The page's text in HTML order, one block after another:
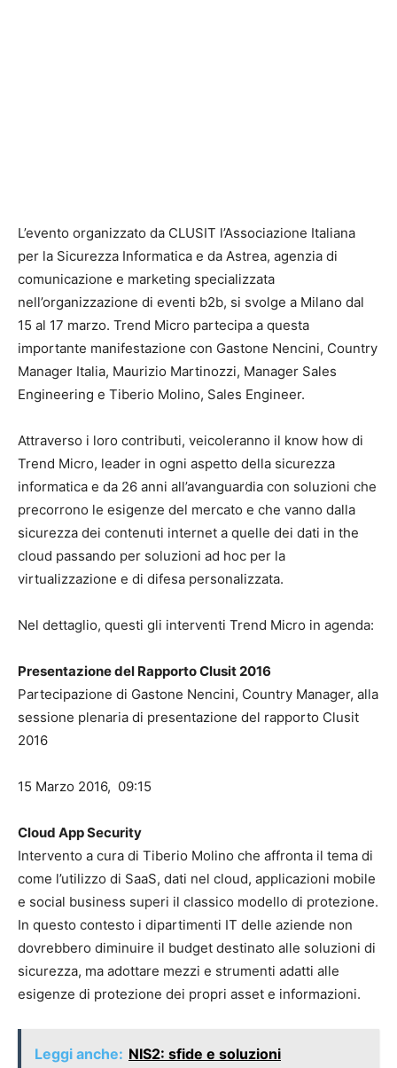
L’evento organizzato da CLUSIT l’Associazione Italiana
per la Sicurezza Informatica e da Astrea, agenzia di
comunicazione e marketing specializzata
nell’organizzazione di eventi b2b, si svolge a Milano dal
15 al 17 marzo. Trend Micro partecipa a questa
importante manifestazione con Gastone Nencini, Country
Manager Italia, Maurizio Martinozzi, Manager Sales
Engineering e Tiberio Molino, Sales Engineer.
Attraverso i loro contributi, veicoleranno il know how di
Trend Micro, leader in ogni aspetto della sicurezza
informatica e da 26 anni all’avanguardia con soluzioni che
precorrono le esigenze del mercato e che vanno dalla
sicurezza dei contenuti internet a quelle dei dati in the
cloud passando per soluzioni ad hoc per la
virtualizzazione e di difesa personalizzata.
Nel dettaglio, questi gli interventi Trend Micro in agenda:
Presentazione del Rapporto Clusit 2016
Partecipazione di Gastone Nencini, Country Manager, alla
sessione plenaria di presentazione del rapporto Clusit
2016
15 Marzo 2016, 09:15
Cloud App Security
Intervento a cura di Tiberio Molino che affronta il tema di
come l’utilizzo di SaaS, dati nel cloud, applicazioni mobile
e social business superi il classico modello di protezione.
In questo contesto i dipartimenti IT delle aziende non
dovrebbero diminuire il budget destinato alle soluzioni di
sicurezza, ma adottare mezzi e strumenti adatti alle
esigenze di protezione dei propri asset e informazioni.
Leggi anche: NIS2: sfide e soluzioni